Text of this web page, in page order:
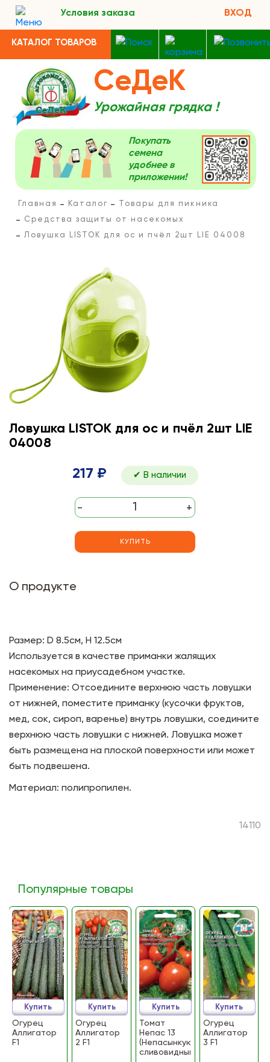
Условия заказа ВХОД
КАТАЛОГ ТОВАРОВ
СеДеК
Урожайная грядка !
Покупать
семена
удобнее в
приложении!
Главная Каталог
Товары для пикника
Средства защиты от насекомых
Ловушка LISTOK для ос и пчёл 2шт LIE 04008
Ловушка LISTOK для ос и пчёл 2шт LIE
04008
217 ₽ ✔ В наличии
- +
КУПИТЬ
О продукте
Размер: D 8.5см, H 12.5см
Используется в качестве приманки жалящих
насекомых на приусадебном участке.
Применение: Отсоедините верхнюю часть ловушки
от нижней, поместите приманку (кусочки фруктов,
мед, сок, сироп, варенье) внутрь ловушки, соедините
верхнюю часть ловушки с нижней. Ловушка может
быть размещена на плоской поверхности или может
быть подвешена.
Материал: полипропилен.
14110
Популярные товары
Огурец
Аллигатор
F1
Купить
Огурец
Аллигатор
2 F1
Купить
Томат
Непас 13
(Непасынкующийся
сливовидный)
Купить
Огурец
Аллигатор
3 F1
Купить